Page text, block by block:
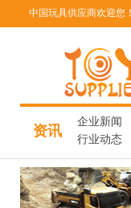
中国玩具供应商欢迎您！
资讯
企业新闻
行业动态